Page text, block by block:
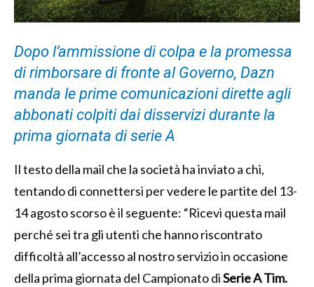
Dopo l’ammissione di colpa e la promessa
di rimborsare di fronte al Governo, Dazn
manda le prime comunicazioni dirette agli
abbonati colpiti dai disservizi durante la
prima giornata di serie A
Il testo della mail che la società ha inviato a chi,
tentando di connettersi per vedere le partite del 13-
14 agosto scorso è il seguente: “Ricevi questa mail
perché sei tra gli utenti che hanno riscontrato
difficoltà all’accesso al nostro servizio in occasione
della prima giornata del Campionato diSerie A Tim.